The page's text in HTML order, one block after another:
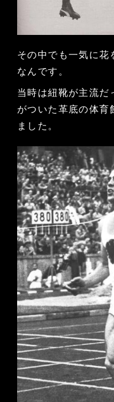
その中でも一気に花
なんです。
当時は紐靴が主流だ
がついた革底の体育
ました。